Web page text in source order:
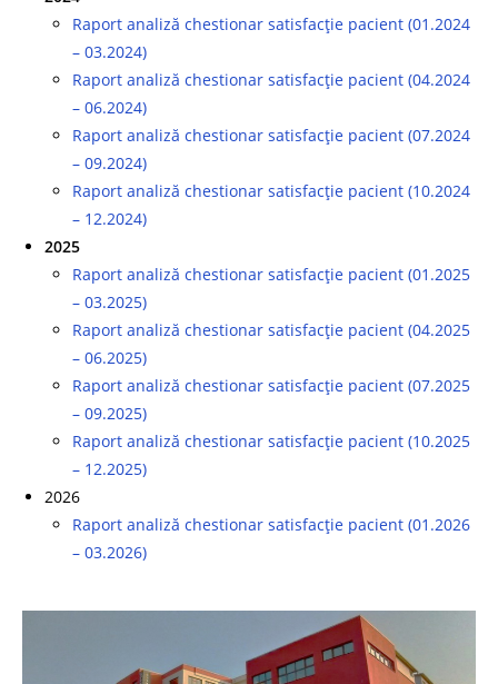
Raport analiză chestionar satisfacție pacient (01.2024
– 03.2024)
Raport analiză chestionar satisfacție pacient (04.2024
– 06.2024)
Raport analiză chestionar satisfacție pacient (07.2024
– 09.2024)
Raport analiză chestionar satisfacție pacient (10.2024
– 12.2024)
2025
Raport analiză chestionar satisfacție pacient (01.2025
– 03.2025)
Raport analiză chestionar satisfacție pacient (04.2025
– 06.2025)
Raport analiză chestionar satisfacție pacient (07.2025
– 09.2025)
Raport analiză chestionar satisfacție pacient (10.2025
– 12.2025)
2026
Raport analiză chestionar satisfacție pacient (01.2026
– 03.2026)